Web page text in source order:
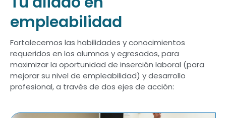
empleabilidad
Fortalecemos las habilidades y conocimientos
requeridos en los alumnos y egresados, para
maximizar la oportunidad de inserción laboral (para
mejorar su nivel de empleabilidad) y desarrollo
profesional, a través de dos ejes de acción: